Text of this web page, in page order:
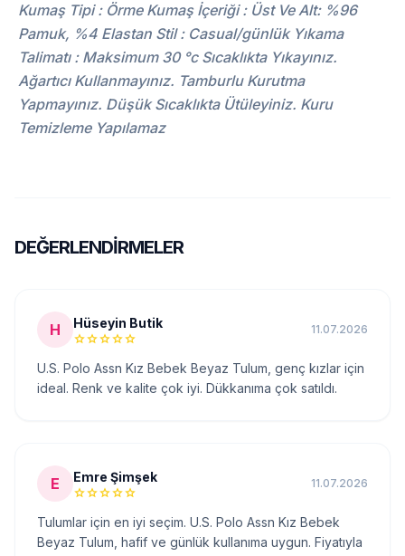
Kumaş Tipi : Örme Kumaş İçeriği : Üst Ve Alt: %96
Pamuk, %4 Elastan Stil : Casual/günlük Yıkama
Talimatı : Maksimum 30 °c Sıcaklıkta Yıkayınız.
Ağartıcı Kullanmayınız. Tamburlu Kurutma
Yapmayınız. Düşük Sıcaklıkta Ütüleyiniz. Kuru
Temizleme Yapılamaz
DEĞERLENDIRMELER
H Hüseyin Butik
starstarstarstarstar
11.07.2026
U.S. Polo Assn Kız Bebek Beyaz Tulum, genç kızlar için
ideal. Renk ve kalite çok iyi. Dükkanıma çok satıldı.
E Emre Şimşek
starstarstarstarstar
11.07.2026
Tulumlar için en iyi seçim. U.S. Polo Assn Kız Bebek
Beyaz Tulum, hafif ve günlük kullanıma uygun. Fiyatıyla